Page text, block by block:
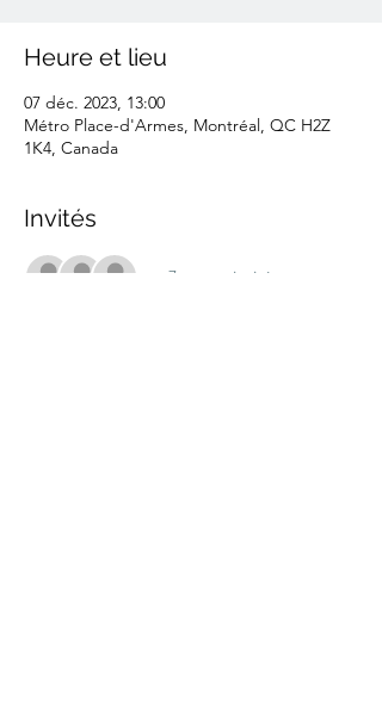
Heure et lieu
07 déc. 2023, 13:00
Métro Place-d'Armes, Montréal, QC H2Z
1K4, Canada
Invités
+ 7 autres invités